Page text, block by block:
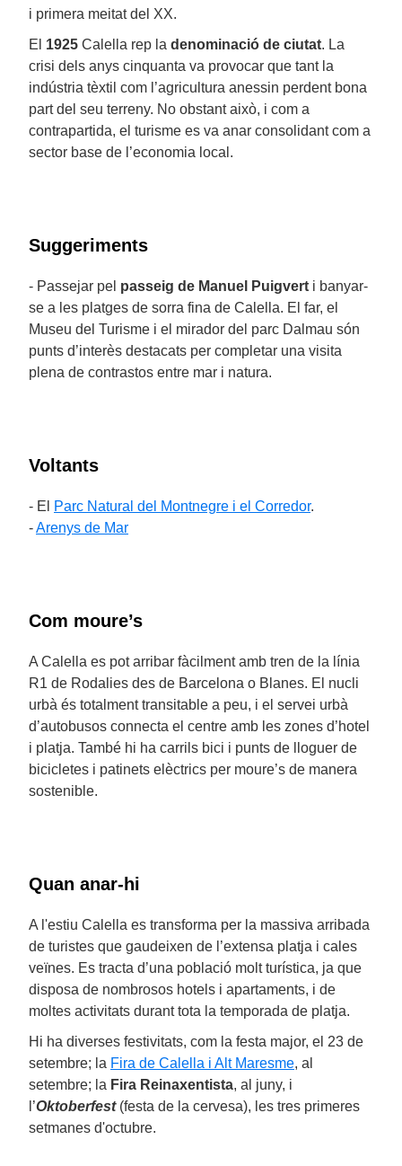
i primera meitat del XX.
El 1925 Calella rep la denominació de ciutat. La
crisi dels anys cinquanta va provocar que tant la
indústria tèxtil com l’agricultura anessin perdent bona
part del seu terreny. No obstant això, i com a
contrapartida, el turisme es va anar consolidant com a
sector base de l’economia local.
Suggeriments
- Passejar pel passeig de Manuel Puigvert i banyar-
se a les platges de sorra fina de Calella. El far, el
Museu del Turisme i el mirador del parc Dalmau són
punts d’interès destacats per completar una visita
plena de contrastos entre mar i natura.
Voltants
- El Parc Natural del Montnegre i el Corredor.
-Arenys de Mar
Com moure’s
A Calella es pot arribar fàcilment amb tren de la línia
R1 de Rodalies des de Barcelona o Blanes. El nucli
urbà és totalment transitable a peu, i el servei urbà
d’autobusos connecta el centre amb les zones d’hotel
i platja. També hi ha carrils bici i punts de lloguer de
bicicletes i patinets elèctrics per moure’s de manera
sostenible.
Quan anar-hi
A l'estiu Calella es transforma per la massiva arribada
de turistes que gaudeixen de l’extensa platja i cales
veïnes. Es tracta d’una població molt turística, ja que
disposa de nombrosos hotels i apartaments, i de
moltes activitats durant tota la temporada de platja.
Hi ha diverses festivitats, com la festa major, el 23 de
setembre; la Fira de Calella i Alt Maresme, al
setembre; la Fira Reinaxentista, al juny, i
l’Oktoberfest(festa de la cervesa), les tres primeres
setmanes d'octubre.